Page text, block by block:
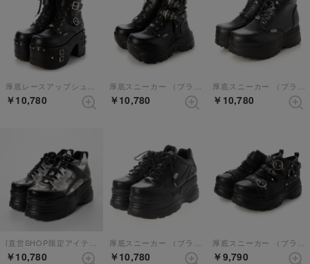
￥10,780 ￥10,780 ￥10,780
￥10,780 ￥10,780 ￥9,790